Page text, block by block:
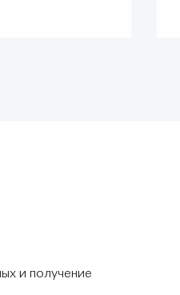
и получение